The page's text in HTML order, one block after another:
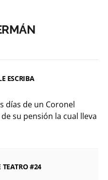
ESCRIBA
días de un Coronel
su pensión la cual lleva
TEATRO #24